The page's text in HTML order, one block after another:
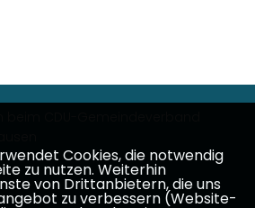
beim CDU-Gemeindeverband
Cookies, die notwendig
zu nutzen. Weiterhin
von Drittanbietern, die uns
zu verbessern (Website-